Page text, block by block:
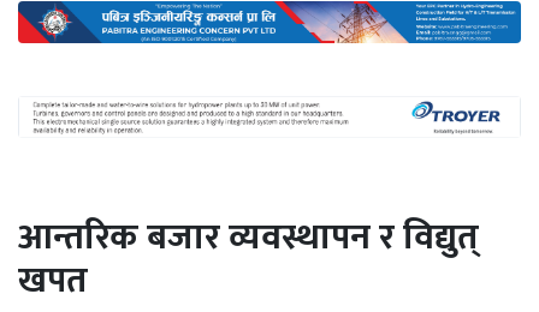
ऊर्जा
दक्षता
खबर
हरित
आन्तरिक बजार व्यवस्थापन र विद्युत्
खपत